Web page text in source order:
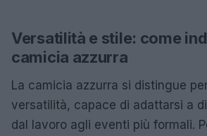
Versatilità e stile: come
camicia azzurra
La camicia azzurra si distingue
versatilità, capace di adattarsi a
dal lavoro agli eventi più formali.